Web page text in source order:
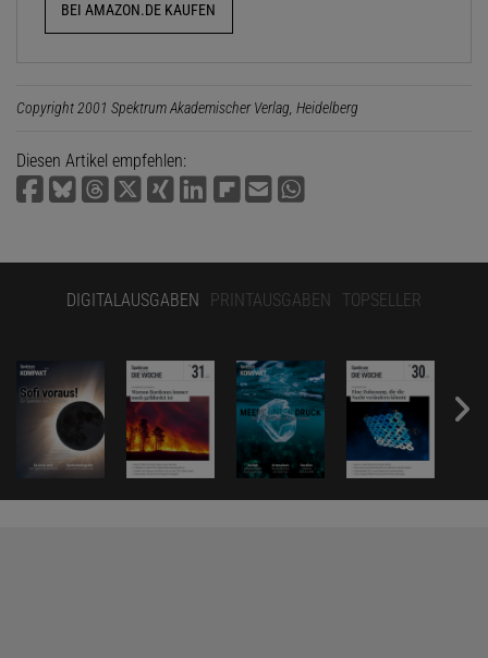
BEI AMAZON.DE KAUFEN
Copyright 2001 Spektrum Akademischer Verlag, Heidelberg
Diesen Artikel empfehlen:
DIGITALAUSGABEN PRINTAUSGABEN TOPSELLER